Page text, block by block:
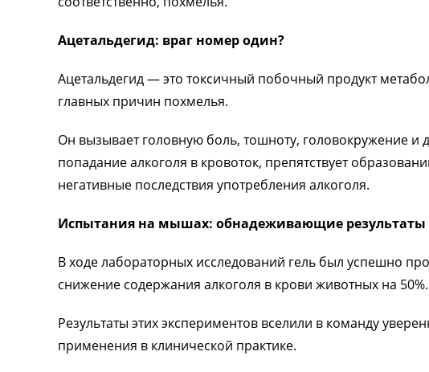
Ацетальдегид: враг номер один?
Ацетальдегид — это токсичный побочный продукт
главных причин похмелья.
Он вызывает головную боль, тошноту, головокружение и
попадание алкоголя в кровоток, препятствует
негативные последствия употребления алкоголя.
Испытания на мышах: обнадеживающие результаты
В ходе лабораторных исследований гель был успешно
снижение содержания алкоголя в крови животных на 50%.
Результаты этих экспериментов вселили в команду
применения в клинической практике.